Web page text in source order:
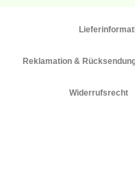
Reklamation &
Widerrufsrecht